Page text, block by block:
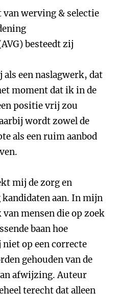
van werving & selectie
besteedt zij
een naslagwerk, dat
moment dat ik in de
positie vrij zou
wordt zowel de
als een ruim aanbod
mij de zorg en
aan. In mijn
mensen die op zoek
baan hoe
op een correcte
gehouden van de
afwijzing. Auteur
terecht dat alleen